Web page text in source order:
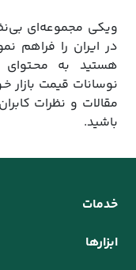
ویکی مجموعه‌ای
در ایران را فراهم
هستید به
نوسانات قیمت بازار
مقالات و نظرات
باشید.
خدمات
ابزارها